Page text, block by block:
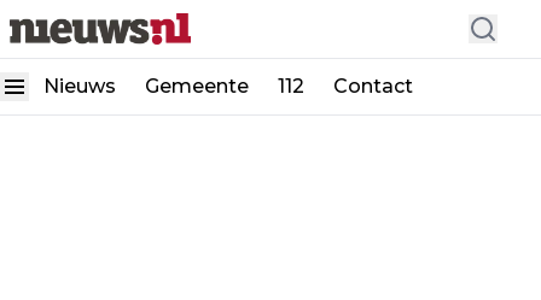
Nieuws Gemeente 112 Contact